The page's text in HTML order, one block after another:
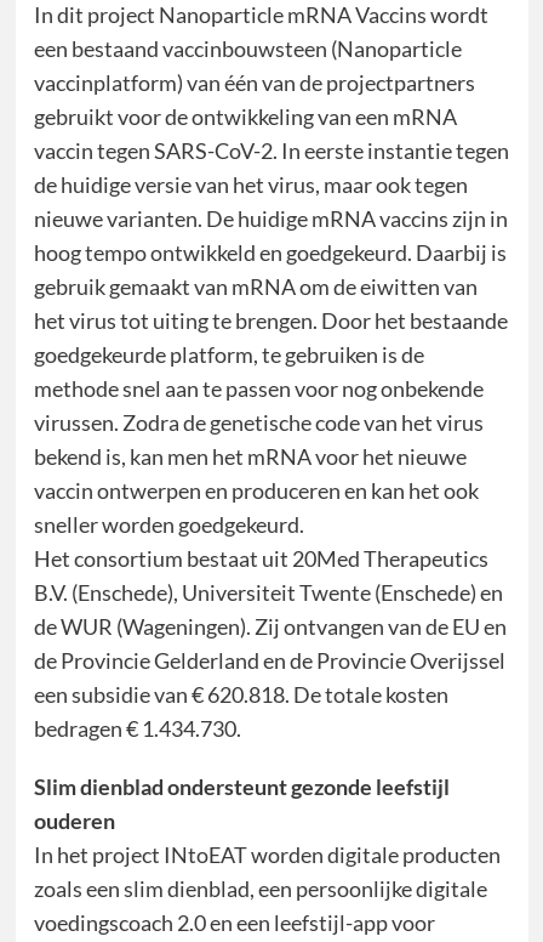
In dit project Nanoparticle mRNA Vaccins wordt
een bestaand vaccinbouwsteen (Nanoparticle
vaccinplatform) van één van de projectpartners
gebruikt voor de ontwikkeling van een mRNA
vaccin tegen SARS-CoV-2. In eerste instantie tegen
de huidige versie van het virus, maar ook tegen
nieuwe varianten. De huidige mRNA vaccins zijn in
hoog tempo ontwikkeld en goedgekeurd. Daarbij is
gebruik gemaakt van mRNA om de eiwitten van
het virus tot uiting te brengen. Door het bestaande
goedgekeurde platform, te gebruiken is de
methode snel aan te passen voor nog onbekende
virussen. Zodra de genetische code van het virus
bekend is, kan men het mRNA voor het nieuwe
vaccin ontwerpen en produceren en kan het ook
sneller worden goedgekeurd.
Het consortium bestaat uit 20Med Therapeutics
B.V. (Enschede), Universiteit Twente (Enschede) en
de WUR (Wageningen). Zij ontvangen van de EU en
de Provincie Gelderland en de Provincie Overijssel
een subsidie van € 620.818. De totale kosten
bedragen € 1.434.730.
Slim dienblad ondersteunt gezonde leefstijl
ouderen
In het project INtoEAT worden digitale producten
zoals een slim dienblad, een persoonlijke digitale
voedingscoach 2.0 en een leefstijl-app voor